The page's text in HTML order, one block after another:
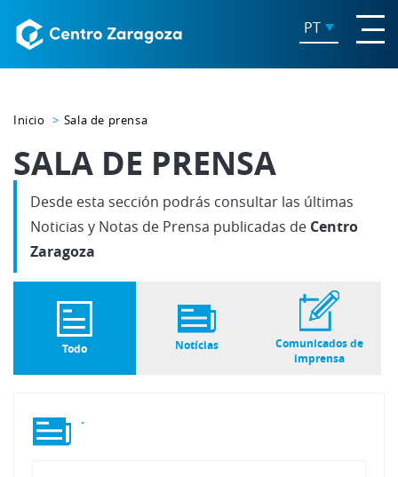
PT
Inicio Sala de prensa
SALA DE PRENSA
Desde esta sección podrás consultar las últimas
Noticias y Notas de Prensa publicadas de Centro
Zaragoza
Todo Notícias
Comunicados de
imprensa
.